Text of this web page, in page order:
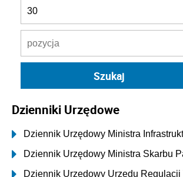
Dzienniki Urzędowe
Dziennik Urzędowy Ministra
Dziennik Urzędowy Ministra Skarbu
Dziennik Urzędowy Urzędu